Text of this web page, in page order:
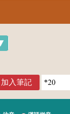
加入筆記